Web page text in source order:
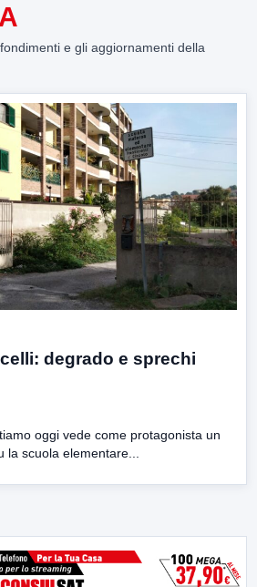
e gli aggiornamenti della
degrado e sprechi
oggi vede come protagonista un
scuola elementare...